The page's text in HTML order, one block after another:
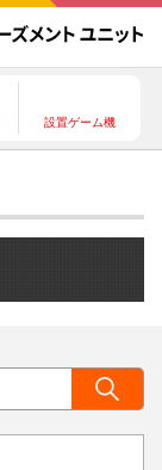
設置ゲーム機